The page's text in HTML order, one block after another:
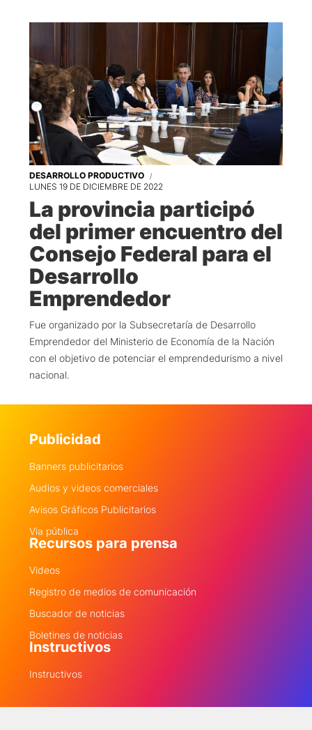
DESARROLLO PRODUCTIVO
LUNES 19 DE DICIEMBRE DE 2022
La provincia participó
del primer encuentro del
Consejo Federal para el
Desarrollo
Emprendedor
Fue organizado por la Subsecretaría de Desarrollo
Emprendedor del Ministerio de Economía de la Nación
con el objetivo de potenciar el emprendedurismo a nivel
nacional.
Publicidad
Banners publicitarios
Audios y videos comerciales
Avisos Gráficos Publicitarios
Via pública
Recursos para prensa
Videos
Registro de medios de comunicación
Buscador de noticias
Boletines de noticias
Instructivos
Instructivos